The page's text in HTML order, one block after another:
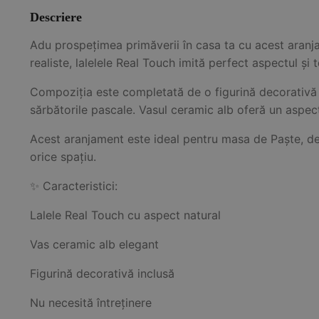
Descriere
Adu prospețimea primăverii în casa ta cu acest
realiste, lalelele Real Touch imită perfect aspectul
Compoziția este completată de o figurină
sărbătorile pascale. Vasul ceramic alb oferă un
Acest aranjament este ideal pentru masa de Paște,
orice spațiu.
✨ Caracteristici:
Lalele Real Touch cu aspect natural
Vas ceramic alb elegant
Figurină decorativă inclusă
Nu necesită întreținere